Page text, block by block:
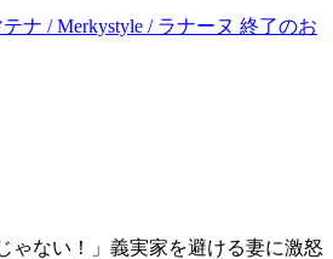
テナ / Merkystyle / ラナーヌ 終了のお
ゃない！」義実家を避ける妻に激怒